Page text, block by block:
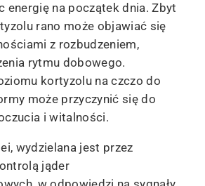
energię na początek dnia. Zbyt
rano może objawiać się
z rozbudzeniem,
rytmu dobowego.
kortyzolu na czczo do
może przyczynić się do
i witalności.
wydzielana jest przez
jąder